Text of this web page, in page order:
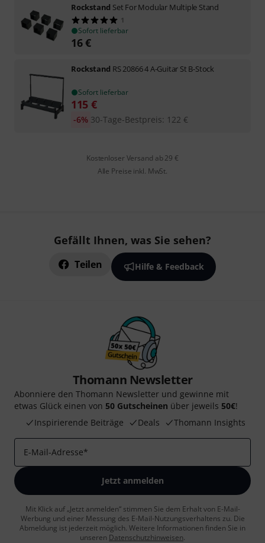
Rockstand Set For Modular Multiple Stand
1
Sofort lieferbar
16€
Rockstand RS 20866 4 A-Guitar St B-Stock
Sofort lieferbar
115 €
30-Tage-Bestpreis: 122 €
-6%
Kostenloser Versand ab 29 €
Alle Preise inkl. MwSt.
Gefällt Ihnen, was Sie sehen?
Teilen Hilfe & Feedback
Thomann Newsletter
Abonniere den Thomann Newsletter und gewinne mit
etwas Glück einen von 50 Gutscheinen über jeweils 50€!
Inspirierende Beiträge
Deals Thomann Insights
E-Mail-Adresse*
Jetzt anmelden
Mit Klick auf „Jetzt anmelden“ stimmen Sie dem Erhalt von E-Mail-
Werbung und einer Messung des E-Mail-Nutzungsverhaltens zu. Die
Abmeldung ist jederzeit möglich. Weitere Informationen finden Sie in
unseren Datenschutzhinweisen.